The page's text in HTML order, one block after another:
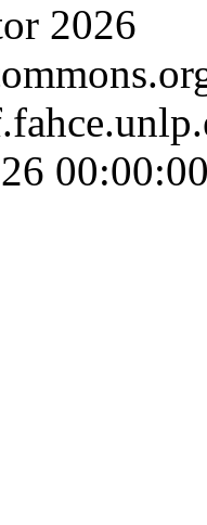
2026